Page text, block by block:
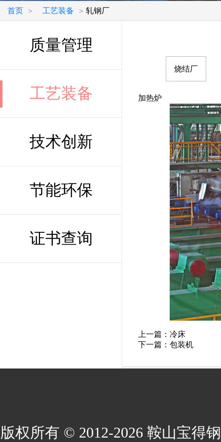
首页 > 工艺装备 > 轧钢厂
质量管理
工艺装备
技术创新
节能环保
证书查询
烧结厂
加热炉
上一篇： 冷床
下一篇： 包装机
版权所有 © 2012-2026 鞍山宝得钢